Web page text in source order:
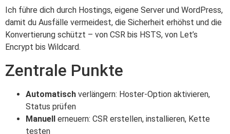
Ich führe dich durch Hostings, eigene Server und WordPress,
damit du Ausfälle vermeidest, die Sicherheit erhöhst und die
Konvertierung schützt – von CSR bis HSTS, von Let’s
Encrypt bis Wildcard.
Zentrale Punkte
Automatisch verlängern: Hoster-Option aktivieren,
Status prüfen
Manuell
erneuern: CSR erstellen, installieren, Kette
testen